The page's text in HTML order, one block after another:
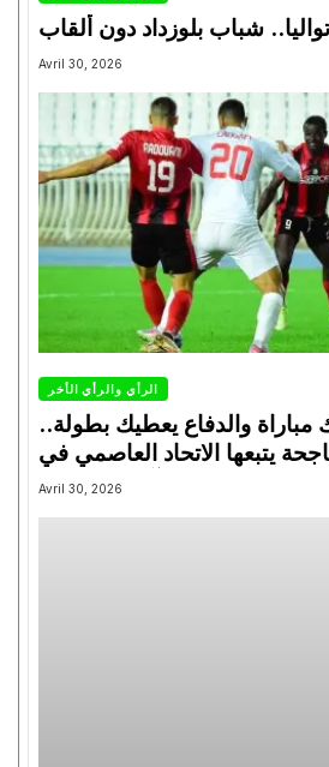
شباب بلوزداد دون ألقاب
Avril 30, 2026
الرأي والرأي الأخر
مباراة والدفاع يعطيك بطولة..
يتبعها الاتحاد العاصمي في
تتويجاته آخر السنوات
Avril 30, 2026